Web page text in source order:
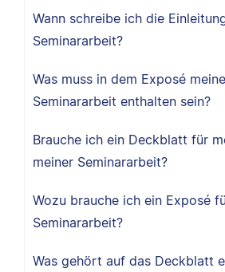
Wann schreibe ich die
Seminararbeit?
Was muss in dem Exposé
Seminararbeit enthalten sein?
Brauche ich ein Deckblatt für
meiner Seminararbeit?
Wozu brauche ich ein Exposé
Seminararbeit?
Was gehört auf das Deckblatt